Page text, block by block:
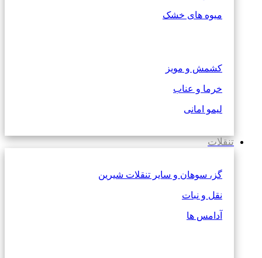
میوه های خشک
کشمش و مویز
خرما و عناب
لیمو امانی
تنقلات
گز، سوهان و سایر تنقلات شیرین
نقل و نبات
آدامس ها